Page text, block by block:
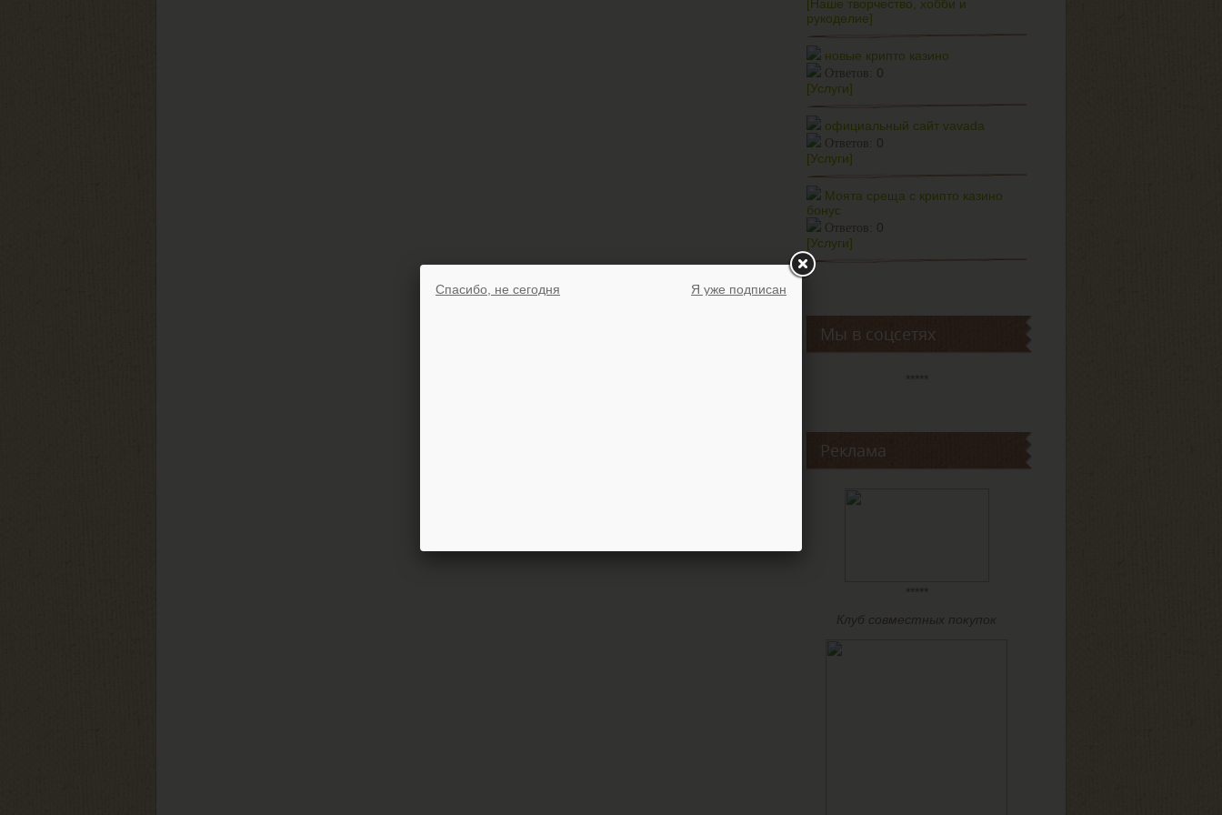
[Наше творчество, хобби и
рукоделие]
новые крипто казино
Ответов:
0
[Услуги]
официальный сайт vavada
Ответов:
0
[Услуги]
Моята среща с крипто казино
бонус
Ответов:
0
[Услуги]
Мы в соцсетях
*****
Реклама
*****
Клуб совместных покупок
Спасибо, не сегодня Я уже подписан